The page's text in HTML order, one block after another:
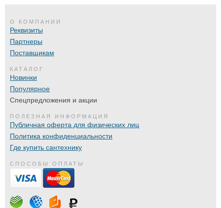
О КОМПАНИИ
Реквизиты
Партнеры
Поставщикам
КАТАЛОГ
Новинки
Популярное
Спецпредложения и акции
ПОЛЕЗНАЯ ИНФОРМАЦИЯ
Публичная оферта для физических лиц
Политика конфиденциальности
Где купить сантехнику
СПОСОБЫ ОПЛАТЫ